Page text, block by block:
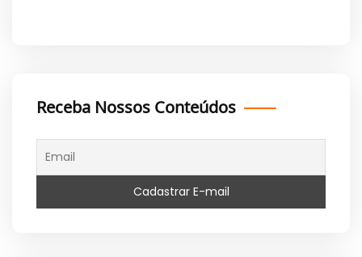
Receba Nossos Conteúdos